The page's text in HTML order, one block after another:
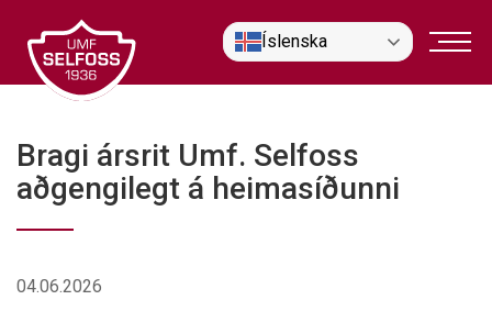
efni
Íslenska
Bragi ársrit Umf. Selfoss
aðgengilegt á heimasíðunni
04.06.2026